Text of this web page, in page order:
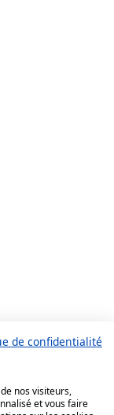
de confidentialité
nos visiteurs,
et vous faire